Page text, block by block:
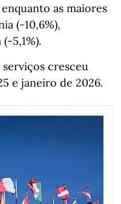
enquanto as maiores
(-10,6%),
5,1%).
cresceu
e janeiro de 2026.